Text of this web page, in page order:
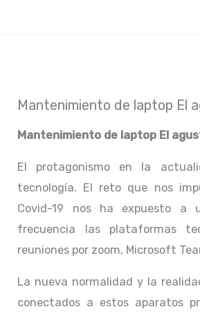
Mantenimiento de laptop El
Mantenimiento de laptop El
El protagonismo en la
tecnología. El reto que nos
Covid-19 nos ha expuesto a
frecuencia las plataformas
reuniones por zoom, Microsoft
La nueva normalidad y la
conectados a estos aparatos